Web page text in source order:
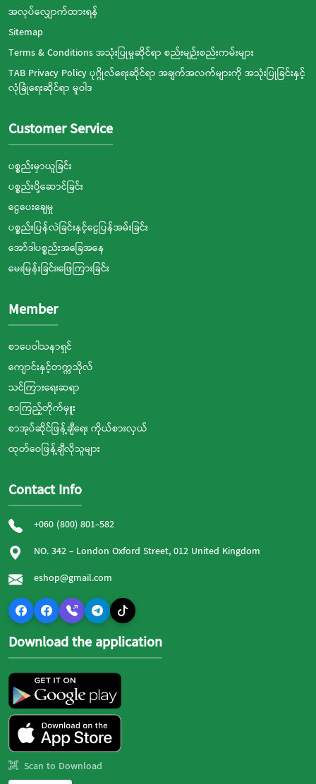
အလုပ်လျှောက်ထားရန်
Sitemap
Terms & Conditions အသုံးပြုမှုဆိုင်ရာ စည်းမျဉ်းစည်းကမ်းများ
TAB Privacy Policy ပုဂ္ဂိုလ်ရေးဆိုင်ရာ အချက်အလက်များကို အသုံးပြုခြင်းနှင့်
လုံခြုံရေးဆိုင်ရာ မူဝါဒ
Customer Service
ပစ္စည်းမှာယူခြင်း
ပစ္စည်းပို့ဆောင်ခြင်း
ငွေပေးချေမှု
ပစ္စည်းပြန်လဲခြင်းနှင့်ငွေပြန်အမ်းခြင်း
အော်ဒါပစ္စည်းအခြေအနေ
မေးမြန်းခြင်း၊ဖြေကြားခြင်း
Member
စာပေဝါသနာရှင်
ကျောင်းနှင့်တက္ကသိုလ်
သင်ကြားရေးဆရာ
စာကြည့်တိုက်မှူး
စာအုပ်ဆိုင်ဖြန့်ချီရေး ကိုယ်စားလှယ်
ထုတ်ဝေဖြန့်ချီလိုသူများ
Contact Info
+060 (800) 801-582
NO. 342 - London Oxford Street, 012 United Kingdom
eshop@gmail.com
Download the application
Scan to Download